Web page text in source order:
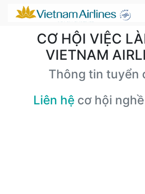
CƠ HỘI VIỆC
VIETNAM
Thông tin tuyển
Liên hệ cơ hội